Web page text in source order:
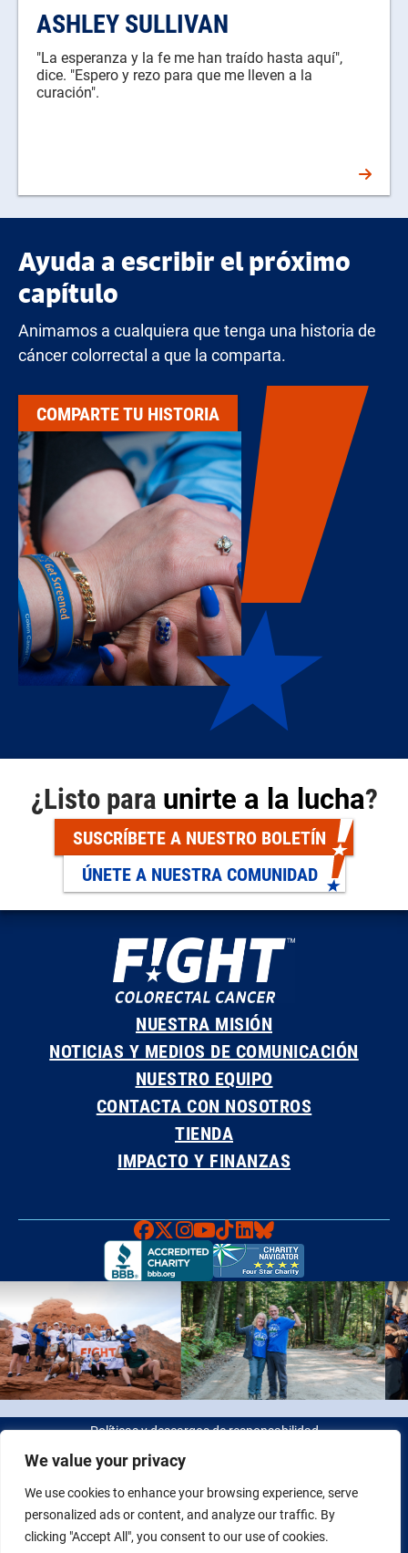
We value your privacy
We use cookies to enhance your browsing experience, serve
personalized ads or content, and analyze our traffic. By
clicking "Accept All", you consent to our use of cookies.
ASHLEY SULLIVAN
"La esperanza y la fe me han traído hasta aquí",
dice. "Espero y rezo para que me lleven a la
curación".
Ayuda a escribir el próximo
capítulo
Animamos a cualquiera que tenga una historia de
cáncer colorrectal a que la comparta.
COMPARTE TU HISTORIA
¿Listo para unirte a la lucha?
SUSCRÍBETE A NUESTRO BOLETÍN
ÚNETE A NUESTRA COMUNIDAD
NUESTRA MISIÓN
NOTICIAS Y MEDIOS DE COMUNICACIÓN
NUESTRO EQUIPO
CONTACTA CON NOSOTROS
TIENDA
IMPACTO Y FINANZAS
Faceboook
X Instagram
YouTube
TikTok
LinkedIn
Bluesky
Políticas y descargos de responsabilidad
© 2026 Fight Colorectal Cancer. Todos los derechos reservados.
Identificación fiscal: 20-2622550